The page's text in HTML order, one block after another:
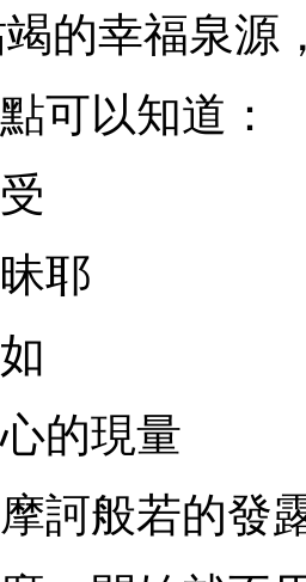
的幸福泉源
可以知道：
耶
的現量
訶般若的發